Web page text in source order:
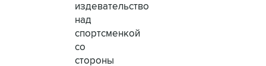
издевательство
над
спортсменкой
со
стороны